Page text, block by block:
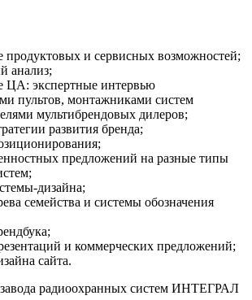
продуктовых и сервисных возможностей;
анализ;
ЦА: экспертные интервью
пультов, монтажниками систем
мультибрендовых дилеров;
развития бренда;
предложений на разные типы
дизайна;
семейства и системы обозначения
и коммерческих предложений;
сайта.